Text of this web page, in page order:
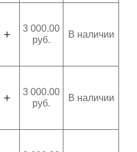
+
3 000.00
руб.
В наличии
+
3 000.00
руб.
В наличии